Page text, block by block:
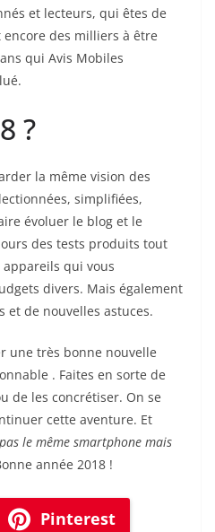
et lecteurs, qui êtes de
des milliers à être
qui Avis Mobiles
?
la même vision des
simplifiées,
évoluer le blog et le
des tests produits tout
appareils qui vous
divers. Mais également
et de nouvelles astuces.
une très bonne nouvelle
. Faites en sorte de
de les concrétiser. On se
cette aventure. Et
pas le même smartphone mais
année 2018 !
Pinterest